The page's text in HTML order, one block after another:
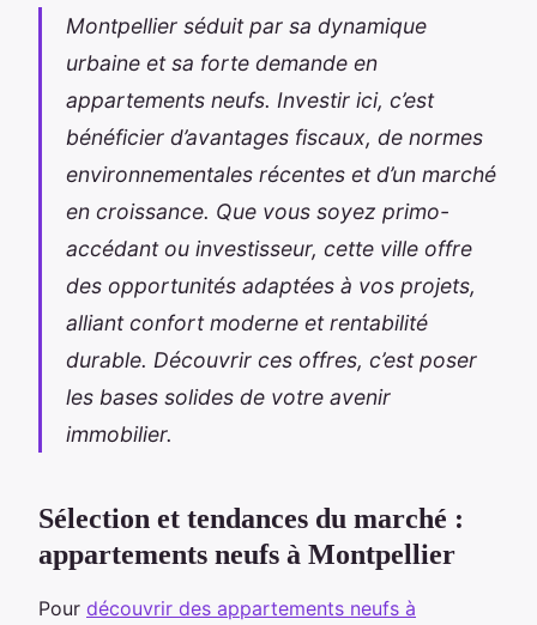
Montpellier séduit par sa dynamique
urbaine et sa forte demande en
appartements neufs. Investir ici, c’est
bénéficier d’avantages fiscaux, de normes
environnementales récentes et d’un marché
en croissance. Que vous soyez primo-
accédant ou investisseur, cette ville offre
des opportunités adaptées à vos projets,
alliant confort moderne et rentabilité
durable. Découvrir ces offres, c’est poser
les bases solides de votre avenir
immobilier.
Sélection et tendances du marché :
appartements neufs à Montpellier
Pour découvrir des appartements neufs à